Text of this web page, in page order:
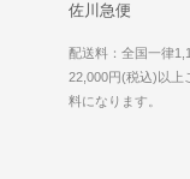
佐川急便
配送料：全国一律
22,000円(税込)以上
料になります。